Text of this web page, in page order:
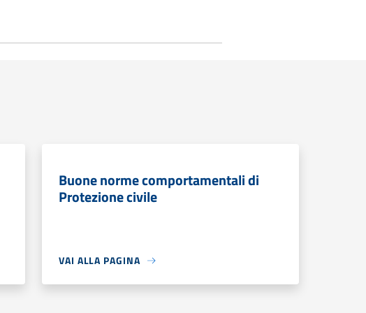
Buone norme comportamentali di
Protezione civile
VAI ALLA PAGINA